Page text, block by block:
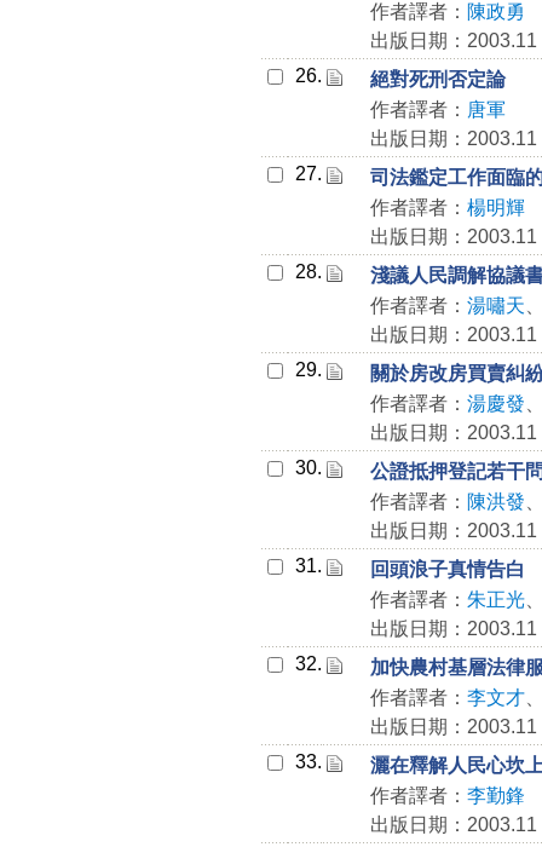
作者譯者： 陳政勇
出版日期：2003.11
26.
絕對死刑否定論
作者譯者： 唐軍
出版日期：2003.11
27.
司法鑑定工作面臨
作者譯者： 楊明輝
出版日期：2003.11
28.
淺議人民調解協議
作者譯者： 湯嘯天
出版日期：2003.11
29.
關於房改房買賣糾
作者譯者： 湯慶發
出版日期：2003.11
30.
公證抵押登記若干
作者譯者： 陳洪發
出版日期：2003.11
31.
回頭浪子真情告白
作者譯者： 朱正光
出版日期：2003.11
32.
加快農村基層法律
作者譯者： 李文才
出版日期：2003.11
33.
灑在釋解人民心坎
作者譯者： 李勤鋒
出版日期：2003.11